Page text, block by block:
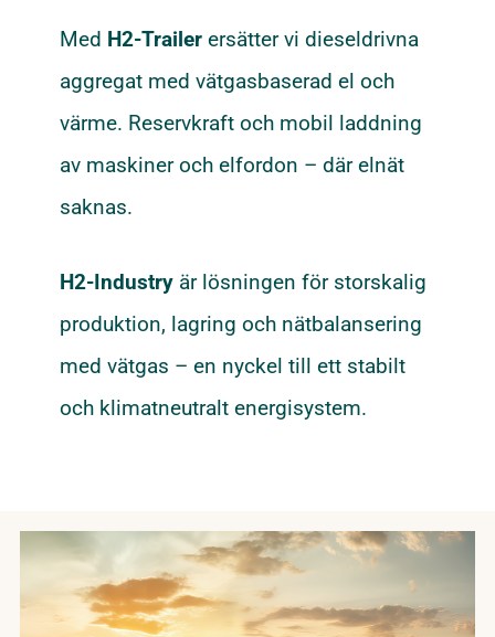
Med H2-Trailerersätter vi dieseldrivna
aggregat med vätgasbaserad el och
värme. Reservkraft och mobil laddning
av maskiner och elfordon – där elnät
saknas.
H2-Industryär lösningen för storskalig
produktion, lagring och nätbalansering
med vätgas – en nyckel till ett stabilt
och klimatneutralt energisystem.